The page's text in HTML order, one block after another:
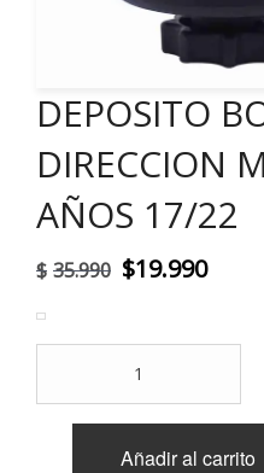
DEPOSITO
DIRECCION
AÑOS 17/22
$ 35.990 El
original
era:
$35.990.
$19.990El
actual
DIRECCION
MAXUS
Añadir al carrito